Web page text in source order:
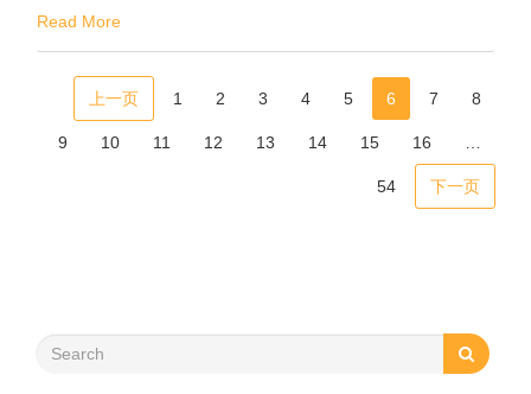
Read More
上一页 1 2 3 4 5 6 7 8
9 10 11 12 13 14 15 16
54 下一页